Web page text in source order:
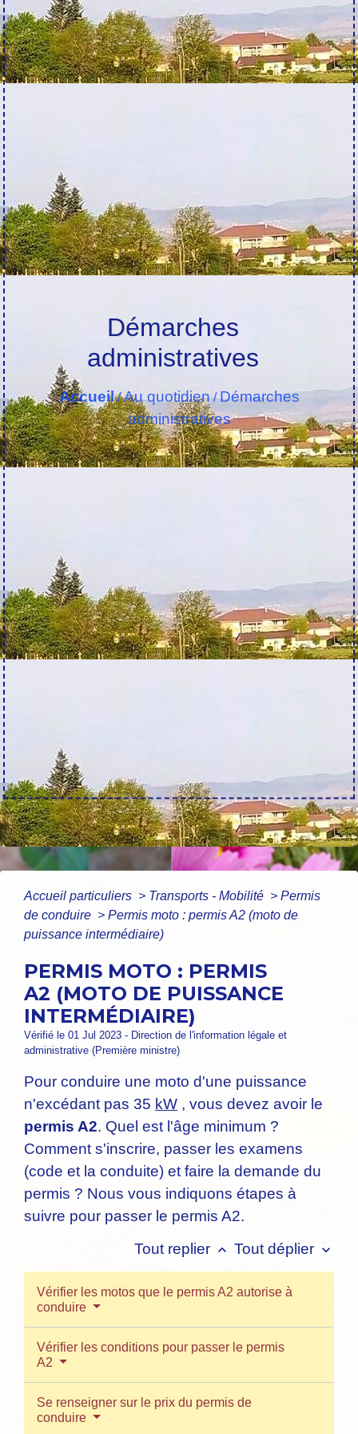
Démarches
administratives
Accueil/Au quotidien/Démarches
administratives
Accueil particuliers > Transports - Mobilité > Permis
de conduire > Permis moto : permis A2 (moto de
puissance intermédiaire)
PERMIS MOTO : PERMIS
A2 (MOTO DE PUISSANCE
INTERMÉDIAIRE)
Vérifié le 01 Jul 2023 - Direction de l'information légale et
administrative (Première ministre)
Pour conduire une moto d'une puissance
n'excédant pas 35 kW , vous devez avoir le
permis A2. Quel est l'âge minimum ?
Comment s'inscrire, passer les examens
(code et la conduite) et faire la demande du
permis ? Nous vous indiquons étapes à
suivre pour passer le permis A2.
Tout replier keyboard_arrow_up Tout déplier keyboard_arrow_down
Vérifier les motos que le permis A2 autorise à
conduire
Vérifier les conditions pour passer le permis
A2
Se renseigner sur le prix du permis de
conduire